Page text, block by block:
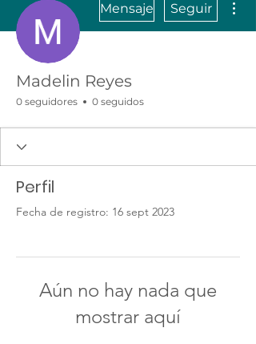
Mensaje Seguir
Madelin Reyes
0 seguidores 0 seguidos
Perfil
Fecha de registro: 16 sept 2023
Aún no hay nada que
mostrar aquí